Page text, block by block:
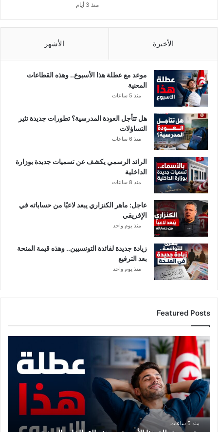
منذ 3 أيام
الأخيرة الأشهر
موعد مع عطلة هذا الأسبوع.. وهذه القطاعات
المعنية
منذ 5 ساعات
هل تتأجل العودة المدرسية؟ تطورات جديدة تثير
التساؤلات
منذ 6 ساعات
الرائد الرسمي يكشف عن تسميات جديدة بوزارة
الداخلية
منذ 8 ساعات
عاجل: ماهر الكنزاري يبعد لاعبًا من حساباته في
الإفريقي
منذ يوم واحد
زيادة جديدة لفائدة التونسيين.. وهذه قيمة المنحة
بعد الترفيع
منذ يوم واحد
Featured Posts
م
د
م
ع
ع
ط
ل
منذ 5 ساعات